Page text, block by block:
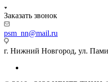
Заказать звонок
psm_nn@mail.ru
г. Нижний Новгород, ул.